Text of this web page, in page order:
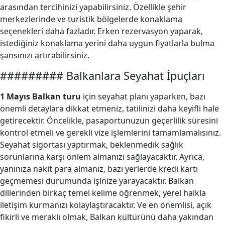
arasından tercihinizi yapabilirsiniz. Özellikle şehir
merkezlerinde ve turistik bölgelerde konaklama
seçenekleri daha fazladır. Erken rezervasyon yaparak,
istediğiniz konaklama yerini daha uygun fiyatlarla bulma
şansınızı artırabilirsiniz.
######### Balkanlara Seyahat İpuçları
1 Mayıs Balkan turu için seyahat planı yaparken, bazı
önemli detaylara dikkat etmeniz, tatilinizi daha keyifli hale
getirecektir. Öncelikle, pasaportunuzun geçerlilik süresini
kontrol etmeli ve gerekli vize işlemlerini tamamlamalısınız.
Seyahat sigortası yaptırmak, beklenmedik sağlık
sorunlarına karşı önlem almanızı sağlayacaktır. Ayrıca,
yanınıza nakit para almanız, bazı yerlerde kredi kartı
geçmemesi durumunda işinize yarayacaktır. Balkan
dillerinden birkaç temel kelime öğrenmek, yerel halkla
iletişim kurmanızı kolaylaştıracaktır. Ve en önemlisi, açık
fikirli ve meraklı olmak, Balkan kültürünü daha yakından